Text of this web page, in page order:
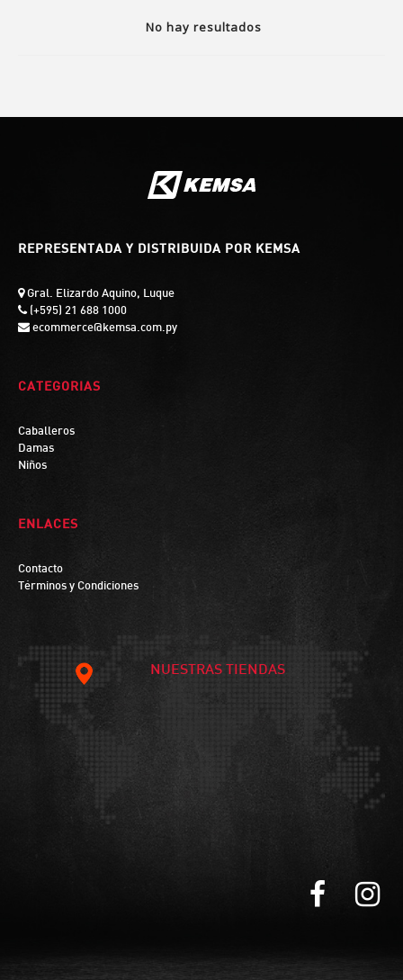
No hay resultados
REPRESENTADA Y DISTRIBUIDA POR KEMSA
Gral. Elizardo Aquino, Luque
(+595) 21 688 1000
ecommerce@kemsa.com.py
CATEGORIAS
Caballeros
Damas
Niños
ENLACES
Contacto
Términos y Condiciones
NUESTRAS TIENDAS